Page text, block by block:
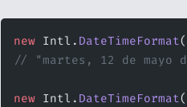
new Intl. DateTimeFormat(
// "martes, 12 de mayo
new Intl. DateTimeFormat(